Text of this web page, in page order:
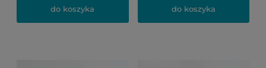
do koszyka do koszyka